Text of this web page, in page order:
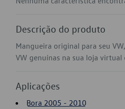
Descrição do produto
Mangueira original para seu
VW genuínas na sua loja virtual
Aplicações
Bora 2005 - 2010